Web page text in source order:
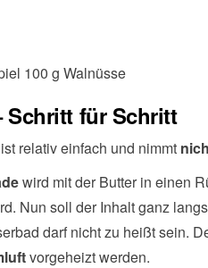
100 g Walnüsse
Schritt für Schritt
relativ einfach und nimmt
wird mit der Butter in einen
Nun soll der Inhalt ganz
darf nicht zu heißt sein.
vorgeheizt werden.